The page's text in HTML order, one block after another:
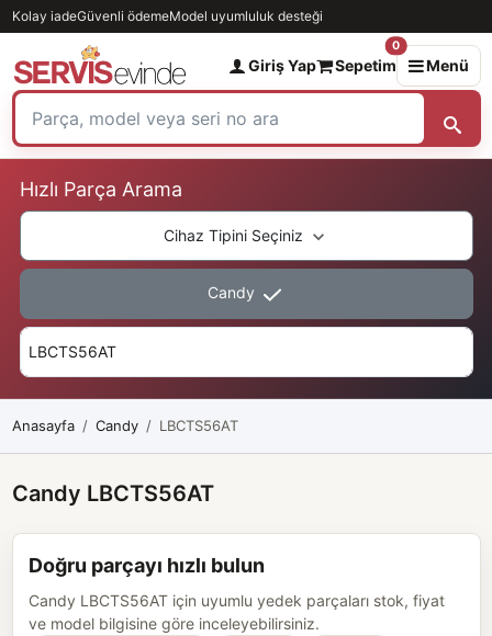
Kolay iadeGüvenli ödemeModel uyumluluk desteği
Giriş Yap Sepetim
0
Menü
Hızlı Parça Arama
Cihaz Tipini Seçiniz
Candy
Anasayfa Candy LBCTS56AT
Candy LBCTS56AT
Doğru parçayı hızlı bulun
Candy LBCTS56AT için uyumlu yedek parçaları stok, fiyat
ve model bilgisine göre inceleyebilirsiniz.